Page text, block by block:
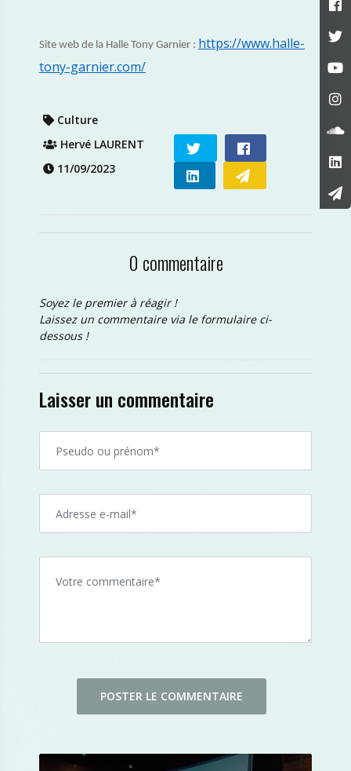
Site web de la Halle Tony Garnier : https://www.halle-
tony-garnier.com/
Culture
Hervé LAURENT
11/09/2023
0 commentaire
Soyez le premier à réagir !
Laissez un commentaire via le formulaire ci-
dessous !
Laisser un commentaire